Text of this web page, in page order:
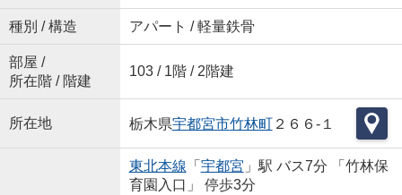
種別 / 構造 アパート / 軽量鉄骨
部屋 /
所在階 / 階建
103 / 1階 / 2階建
所在地 栃木県宇都宮市竹林町２６６-１
東北本線 「 宇都宮 」駅 バス7分 「竹林保
育園入口」 停歩3分